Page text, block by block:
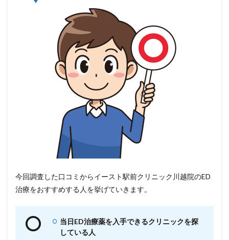
今回調査した口コミからイースト駅前クリニック川越院のED
治療をおすすめする人を挙げていきます。
当日ED治療薬を入手できるクリニックを探
している人